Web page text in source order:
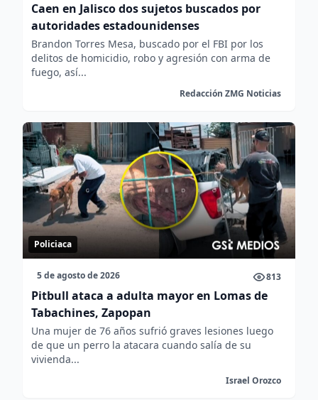
Caen en Jalisco dos sujetos buscados por
autoridades estadounidenses
Brandon Torres Mesa, buscado por el FBI por los
delitos de homicidio, robo y agresión con arma de
fuego, así...
Redacción ZMG Noticias
Policiaca
5 de agosto de 2026 813
Pitbull ataca a adulta mayor en Lomas de
Tabachines, Zapopan
Una mujer de 76 años sufrió graves lesiones luego
de que un perro la atacara cuando salía de su
vivienda...
Israel Orozco